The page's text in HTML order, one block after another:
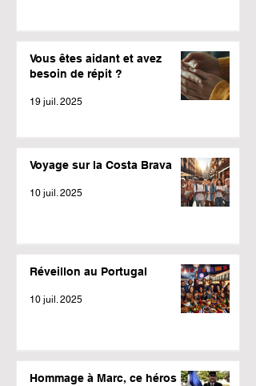
Vous êtes aidant et avez
besoin de répit ?
19 juil. 2025
Voyage sur la Costa Brava
10 juil. 2025
Réveillon au Portugal
10 juil. 2025
Hommage à Marc, ce héros